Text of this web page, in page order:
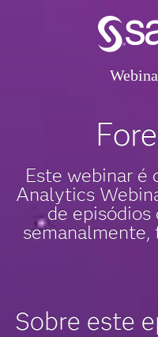
Este webinar
Analytics
de episódios
Sobre este